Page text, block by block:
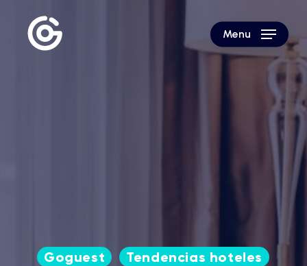
Menu
Goguest Tendencias hoteles